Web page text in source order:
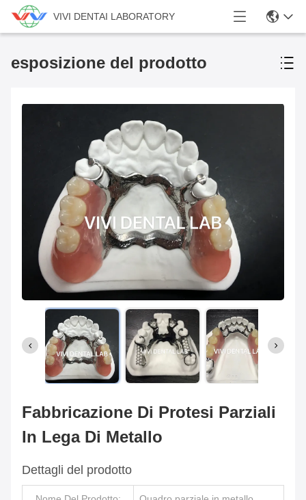
VIVI DENTAI LABORATORY
esposizione del prodotto
Fabbricazione Di Protesi Parziali
In Lega Di Metallo
Dettagli del prodotto